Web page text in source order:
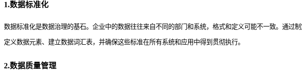
1.数据标准化
数据标准化是数据治理的基石。企业中的数据往往来自不同的部门和系统，格式和定义可能不一致。通
定义数据元素、建立数据词汇表，并确保这些标准在所有系统和应用中得到贯彻执行。
2.数据质量管理